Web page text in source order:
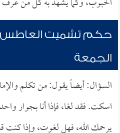
حكم تشميت العاطس
الجمعة
السؤال: أيضاً يقول: من تكلم
اسكت. فقد لغا، فإذا أنا بجوار
يرحمك الله، فهل لغوت، وإذا كنت